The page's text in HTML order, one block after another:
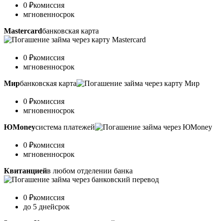
0 ₽комиссия
мгновенносрок
Mastercardбанковская карта
0 ₽комиссия
мгновенносрок
Мирбанковская карта
0 ₽комиссия
мгновенносрок
ЮMoneyсистема платежей
0 ₽комиссия
мгновенносрок
Квитанциейв любом отделении банка
0 ₽комиссия
до 5 днейсрок